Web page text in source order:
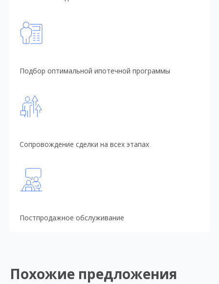
Подбор оптимальной ипотечной программы
Сопровождение сделки на всех этапах
Постпродажное обслуживание
Похожие предложения